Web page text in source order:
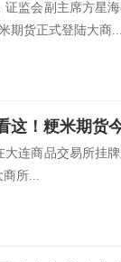
监会副主席方星海
期货正式登陆大商
大连商品交易所挂
商所...